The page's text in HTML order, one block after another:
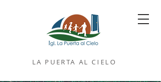
LA PUERTA AL CIELO